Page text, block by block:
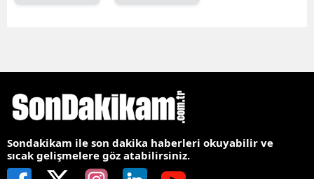
Sondakikam ile son dakika haberleri okuyabilir ve
sıcak gelişmelere göz atabilirsiniz.